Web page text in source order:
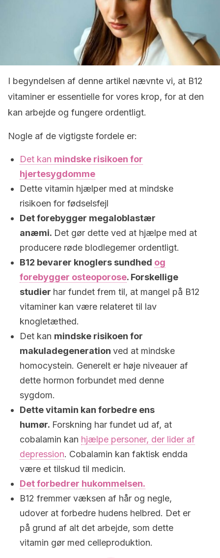
I begyndelsen af denne artikel nævnte vi, at B12
vitaminer er essentielle for vores krop, for at den
kan arbejde og fungere ordentligt.
Nogle af de vigtigste fordele er:
Det kan mindske risikoen for
hjertesygdomme
Dette vitamin hjælper med at mindske
risikoen for fødselsfejl
Det forebygger megaloblastær
anæmi. Det gør dette ved at hjælpe med at
producere røde blodlegemer ordentligt.
B12 bevarer knoglers sundhed og
forebygger osteoporose. Forskellige
studier har fundet frem til, at mangel på B12
vitaminer kan være relateret til lav
knogletæthed.
Det kan mindske risikoen for
makuladegeneration ved at mindske
homocystein. Generelt er høje niveauer af
dette hormon forbundet med denne
sygdom.
Dette vitamin kan forbedre ens
humør. Forskning har fundet ud af, at
cobalamin kan hjælpe personer, der lider af
depression. Cobalamin kan faktisk endda
være et tilskud til medicin.
Det forbedrer hukommelsen.
B12 fremmer væksen af hår og negle,
udover at forbedre hudens helbred. Det er
på grund af alt det arbejde, som dette
vitamin gør med celleproduktion.